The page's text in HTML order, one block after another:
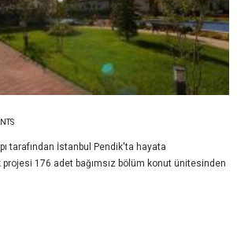
tarafından İstanbul Pendik'ta hayata
176 adet bağımsız bölüm konut ünitesinden